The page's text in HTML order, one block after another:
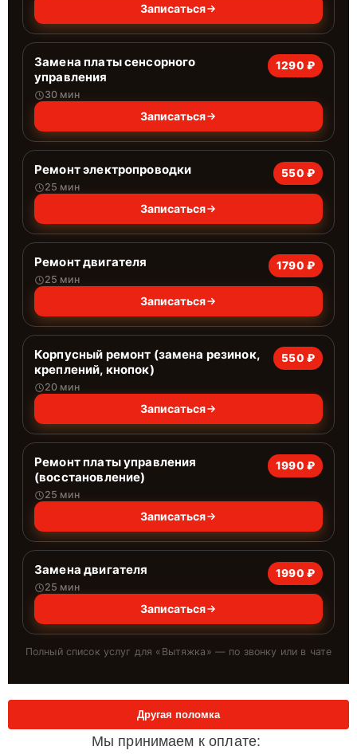
Записаться
Замена платы сенсорного
управления
30 мин
1290 ₽
Записаться
Ремонт электропроводки
25 мин
550 ₽
Записаться
Ремонт двигателя
25 мин
1790 ₽
Записаться
Корпусный ремонт (замена резинок,
креплений, кнопок)
20 мин
550 ₽
Записаться
Ремонт платы управления
(восстановление)
25 мин
1990 ₽
Записаться
Замена двигателя
25 мин
1990 ₽
Записаться
Полный список услуг для « Вытяжка » — по звонку или в чате
Мы принимаем к оплате:
Другая поломка